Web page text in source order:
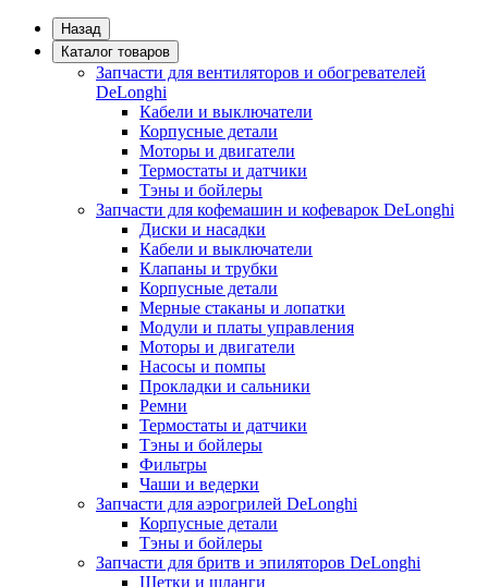
Назад
Каталог товаров
Запчасти для вентиляторов и обогревателей
DeLonghi
Кабели и выключатели
Корпусные детали
Моторы и двигатели
Термостаты и датчики
Тэны и бойлеры
Запчасти для кофемашин и кофеварок DeLonghi
Диски и насадки
Кабели и выключатели
Клапаны и трубки
Корпусные детали
Мерные стаканы и лопатки
Модули и платы управления
Моторы и двигатели
Насосы и помпы
Прокладки и сальники
Ремни
Термостаты и датчики
Тэны и бойлеры
Фильтры
Чаши и ведерки
Запчасти для аэрогрилей DeLonghi
Корпусные детали
Тэны и бойлеры
Запчасти для бритв и эпиляторов DeLonghi
Щетки и шланги